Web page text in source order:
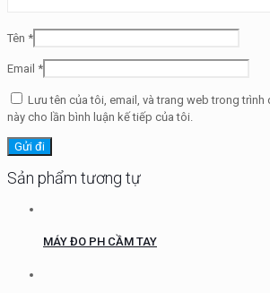
Tên *
Email *
Lưu tên của tôi, email, và trang web trong trình
này cho lần bình luận kế tiếp của tôi.
Sản phẩm tương tự
MÁY ĐO PH CẦM TAY